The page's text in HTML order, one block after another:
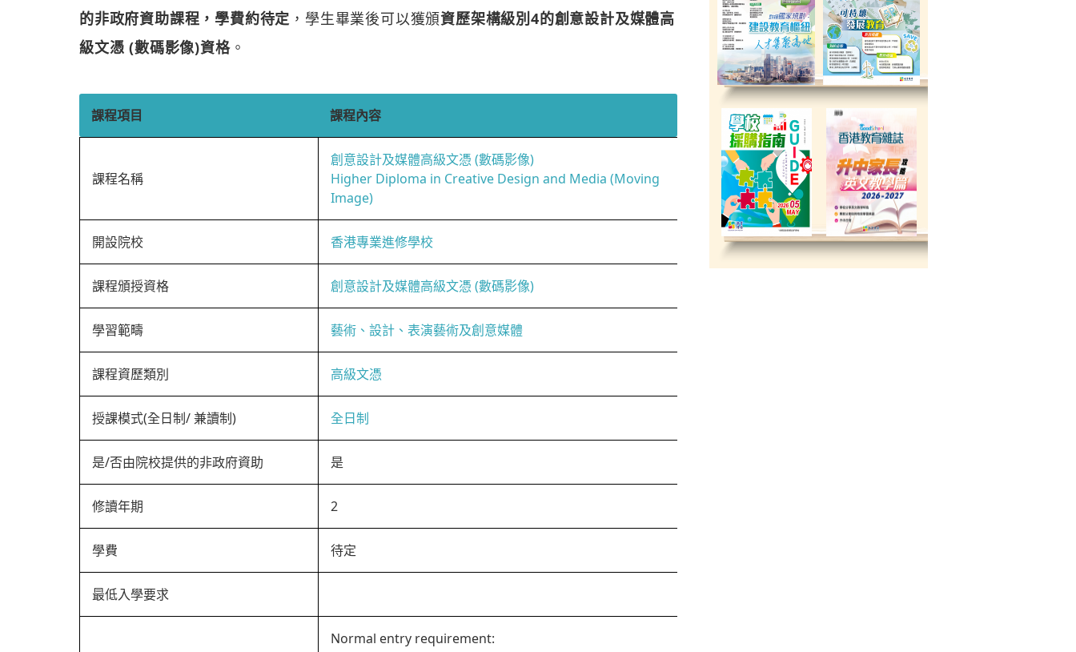
的非政府資助課程，學費約待定 ，學生畢業後可以獲頒資歷架構級別4的創意設計及媒體高
級文憑 (數碼影像)資格。
課程項目 課程內容
課程名稱
創意設計及媒體高級文憑 (數碼影像)
Higher Diploma in Creative Design and Media (Moving
Image)
開設院校 香港專業進修學校
課程頒授資格 創意設計及媒體高級文憑 (數碼影像)
學習範疇 藝術、設計、表演藝術及創意媒體
課程資歷類別 高級文憑
授課模式(全日制/ 兼讀制) 全日制
是/否由院校提供的非政府資助 是
修讀年期 2
學費 待定
最低入學要求
Normal entry requirement: